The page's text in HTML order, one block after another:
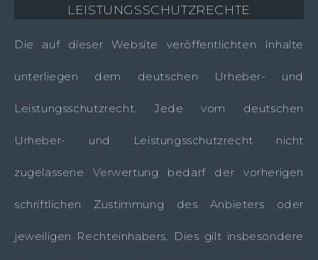
LEISTUNGSSCHUTZRECHTE
Die auf dieser Website veröffentlichten Inhalte
unterliegen dem deutschen Urheber- und
Leistungsschutzrecht. Jede vom deutschen
Urheber- und Leistungsschutzrecht nicht
zugelassene Verwertung bedarf der vorherigen
schriftlichen Zustimmung des Anbieters oder
jeweiligen Rechteinhabers. Dies gilt insbesondere